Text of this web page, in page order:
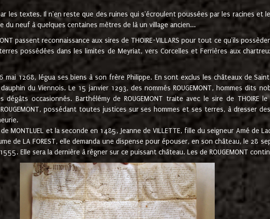
les textes. Il n'en reste que des ruines qui s'écroulent poussées par les racines et
neuf à quelques centaines mètres de là un village ancien...
passent reconnaissance aux sires de THOIRE-VILLARS pour tout ce qu'ils
possédées dans les limites de Meyriat, vers Corcelles et Ferrières aux
mai 1268, légua ses biens à son frère Philippe. En sont exclus les châteaux de
du Viennois. Le 15 janvier 1293, des nommés ROUGEMONT, hommes dits
occasionnés. Barthélémy de ROUGEMONT traite avec le sire de
possédant toutes justices sur ses hommes et ses terres, à dresser
MONTLUEL et la seconde en 1485, Jeanne de VILLETTE, fille du seigneur Amé de
de LA FOREST, elle demanda une dispense pour épouser, en son château, le 28
Elle sera la dernière à régner sur ce puissant château. Les de ROUGEMONT